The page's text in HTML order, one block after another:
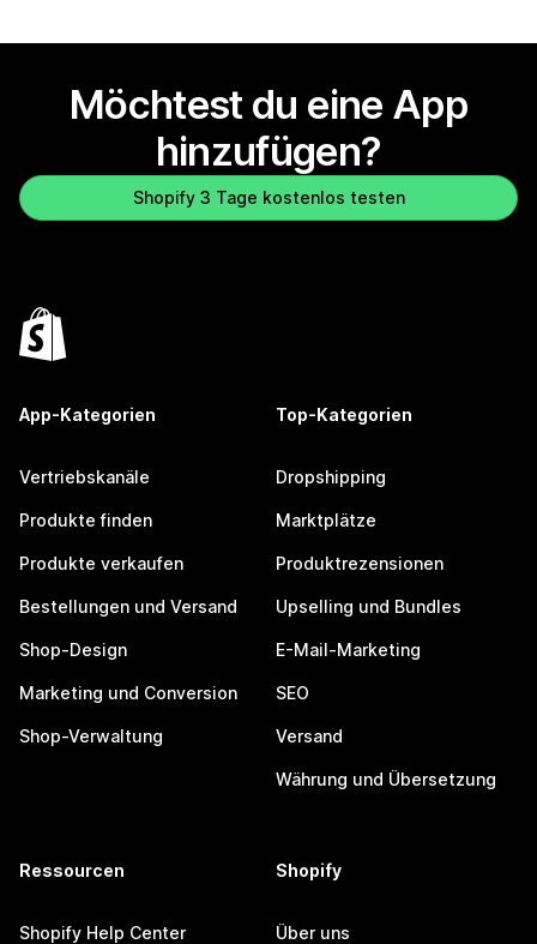
Möchtest du eine App
hinzufügen?
Shopify 3 Tage kostenlos testen
App-Kategorien
Vertriebskanäle
Produkte finden
Produkte verkaufen
Bestellungen und Versand
Shop-Design
Marketing und Conversion
Shop-Verwaltung
Top-Kategorien
Dropshipping
Marktplätze
Produktrezensionen
Upselling und Bundles
E-Mail-Marketing
SEO
Versand
Währung und Übersetzung
Ressourcen
Shopify Help Center
Shopify
Über uns